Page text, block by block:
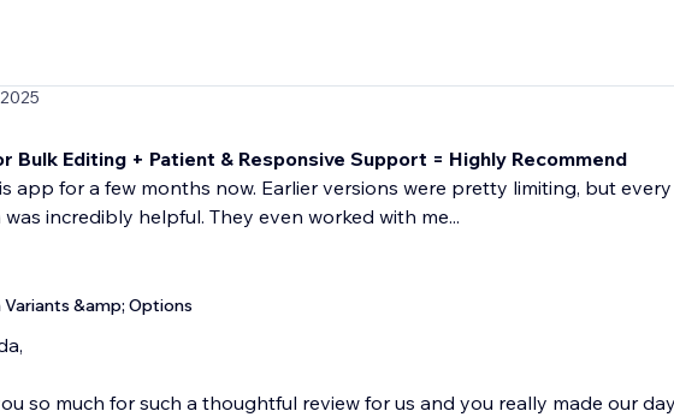
Bulk Editing + Patient & Responsive Support = Highly Recommend
app for a few months now. Earlier versions were pretty limiting, but
incredibly helpful. They even worked with me...
&amp; Options
so much for such a thoughtful review for us and you really made our